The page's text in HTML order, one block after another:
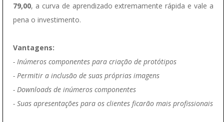
79,00, a curva de aprendizado extremamente rápida e vale a
pena o investimento.
Vantagens:
- Inúmeros componentes para criação de protótipos
- Permitir a inclusão de suas próprias imagens
- Downloads de inúmeros componentes
- Suas apresentações para os clientes ficarão mais profissionais